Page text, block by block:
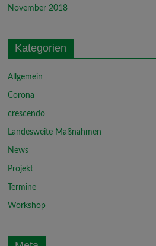
November 2018
Kategorien
Allgemein
Corona
crescendo
Landesweite Maßnahmen
News
Projekt
Termine
Workshop